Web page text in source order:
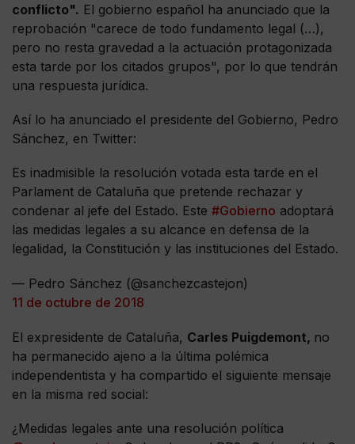
conflicto". El gobierno español ha anunciado que la
reprobación "carece de todo fundamento legal (…),
pero no resta gravedad a la actuación protagonizada
esta tarde por los citados grupos", por lo que tendrán
una respuesta jurídica.
Así lo ha anunciado el presidente del Gobierno, Pedro
Sánchez, en Twitter:
Es inadmisible la resolución votada esta tarde en el
Parlament de Cataluña que pretende rechazar y
condenar al jefe del Estado. Este #Gobierno adoptará
las medidas legales a su alcance en defensa de la
legalidad, la Constitución y las instituciones del Estado.
— Pedro Sánchez (@sanchezcastejon)
11 de octubre de 2018
El expresidente de Cataluña, Carles Puigdemont, no
ha permanecido ajeno a la última polémica
independentista y ha compartido el siguiente mensaje
en la misma red social:
¿Medidas legales ante una resolución política